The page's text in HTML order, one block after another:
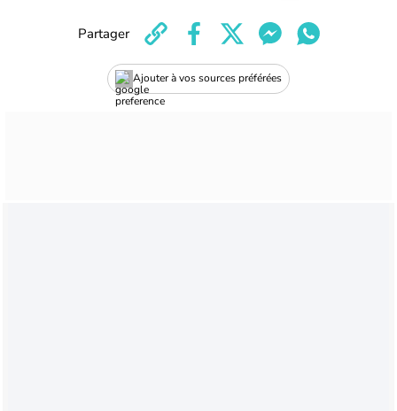
Ajouter à vos sources préférées
Partager